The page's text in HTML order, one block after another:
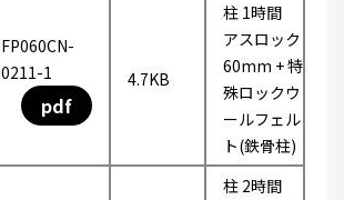
FP060CN-
0211-1
pdf
4.7KB
柱 1時間
アスロック
60mm + 特
殊ロックウ
ールフェル
ト(鉄骨柱)
柱 2時間